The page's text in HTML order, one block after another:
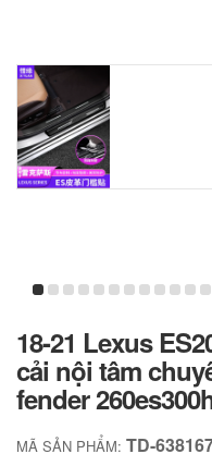
18-21 Lexus
cải nội tâm
fender
MÃ SẢN PHẨM: TD-